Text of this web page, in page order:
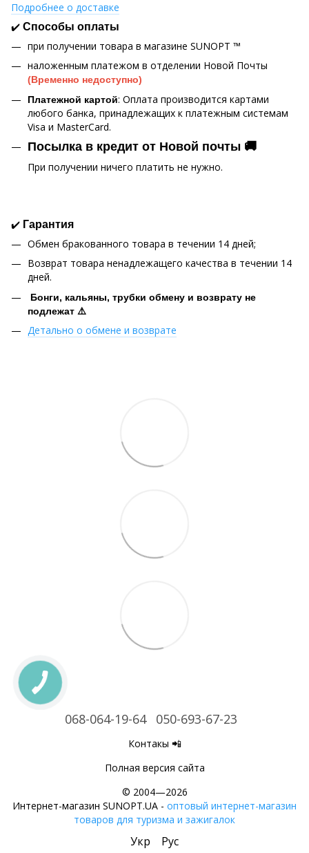
Подробнее о доставке
✔️ Способы оплаты
при получении товара в магазине SUNOPT ™
наложенным платежом в отделении Новой Почты
(Временно недоступно)
Платежной картой: Оплата производится картами
любого банка, принадлежащих к платежным системам
Visa и MasterCard.
Посылка в кредит от Новой почты 🚚
При получении ничего платить не нужно.
✔️ Гарантия
Обмен бракованного товара в течении 14 дней;
Возврат товара ненадлежащего качества в течении 14
дней.
Бонги, кальяны, трубки обмену и возврату не
подлежат ⚠️
Детально о обмене и возврате
068-064-19-64 050-693-67-23
Контакы 📲
Полная версия сайта
© 2004—2026
Интернет-магазин SUNOPT.UA - оптовый интернет-магазин
товаров для туризма и зажигалок
Укр Рус